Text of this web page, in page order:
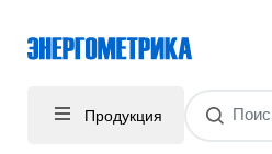
Продукция